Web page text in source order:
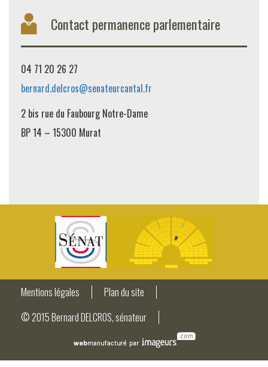
Contact permanence parlementaire
04 71 20 26 27
bernard.delcros@senateurcantal.fr
2 bis rue du Faubourg Notre-Dame
BP 14 – 15300 Murat
Mentions légales
Plan du site
© 2015 Bernard DELCROS, sénateur